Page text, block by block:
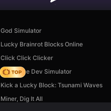
God Simulator
Lucky Brainrot Blocks Online
Click Click Clicker
Idle Game Dev Simulator
Kick a Lucky Block: Tsunami Waves
Miner, Dig It All